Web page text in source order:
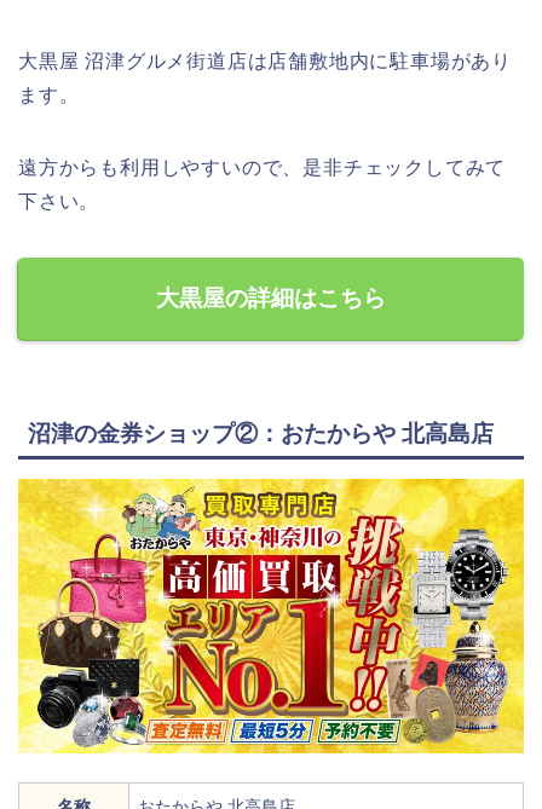
大黒屋 沼津グルメ街道店は店舗敷地内に駐車場があり
ます。
遠方からも利用しやすいので、是非チェックしてみて
下さい。
大黒屋の詳細はこちら
沼津の金券ショップ②：おたからや 北高島店